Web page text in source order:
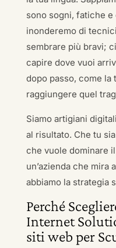
sono sogni, fatiche
inonderemo di
sembrare più bravi;
capire dove vuoi
dopo passo, come la
raggiungere quel
Siamo artigiani
al risultato. Che tu
che vuole dominare
un’azienda che mira
abbiamo la strategia
Perché
Internet
siti web per